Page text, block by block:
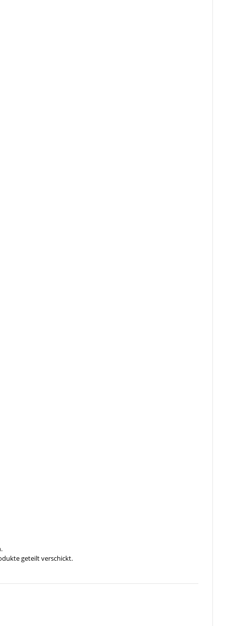
geteilt verschickt.